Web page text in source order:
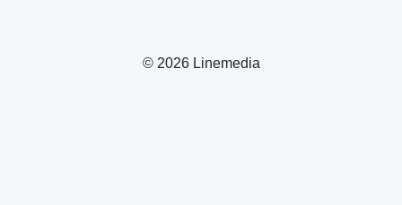
© 2026 Linemedia